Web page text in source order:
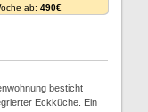
ab: 490€
besticht
Eckküche. Ein